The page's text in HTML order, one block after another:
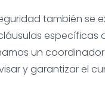
también se
específicas
un
y garantizar el